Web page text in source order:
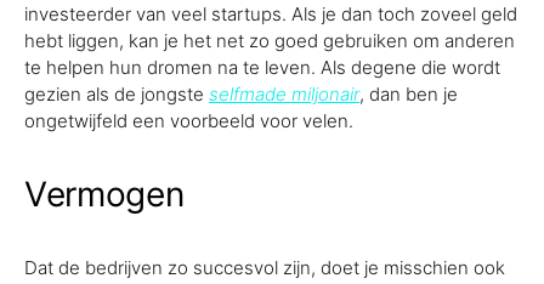
investeerder van veel startups. Als je dan toch zoveel geld
hebt liggen, kan je het net zo goed gebruiken om anderen
te helpen hun dromen na te leven. Als degene die wordt
gezien als de jongste selfmade miljonair, dan ben je
ongetwijfeld een voorbeeld voor velen.
Vermogen
Dat de bedrijven zo succesvol zijn, doet je misschien ook